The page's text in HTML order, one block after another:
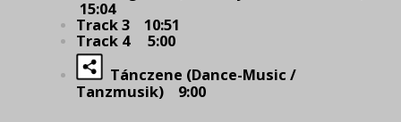
15:04
Track 3 10:51
Track 4 5:00
Tánczene (Dance-Music /
Tanzmusik) 9:00